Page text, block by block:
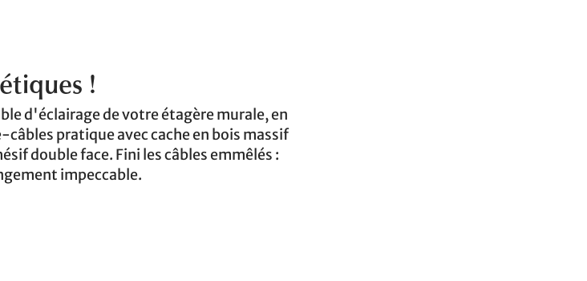
!
d'éclairage de votre étagère murale, en
pratique avec cache en bois massif
double face. Fini les câbles emmêlés :
impeccable.